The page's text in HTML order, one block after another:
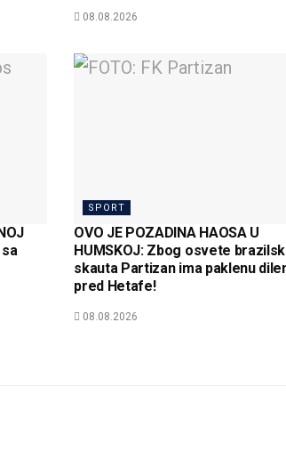
08.08.2026
sa
SPORT
OVO JE POZADINA HAOSA U
HUMSKOJ: Zbog osvete
skauta Partizan ima paklenu
pred Hetafe!
08.08.2026